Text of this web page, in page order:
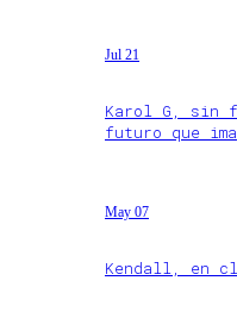
Jul 21
Karol G,
futuro que
May 07
Kendall, en